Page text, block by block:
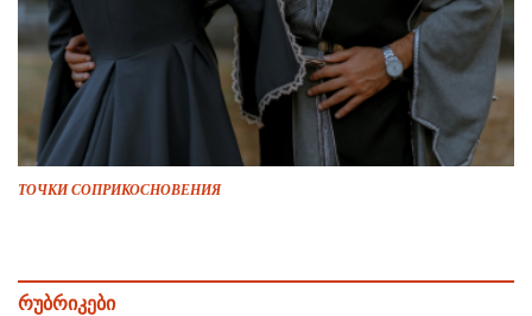
ТОЧКИ СОПРИКОСНОВЕНИЯ
რუბრიკები